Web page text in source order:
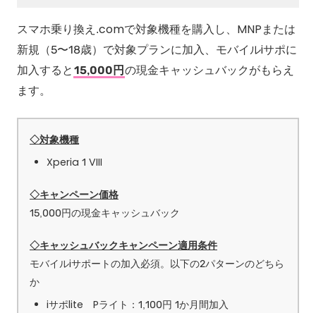
スマホ乗り換え.comで対象機種を購入し、MNPまたは
新規（5〜18歳）で対象プランに加入、モバイルiサポに
加入すると15,000円の現金キャッシュバックがもらえ
ます。
◇対象機種
Xperia 1 VIII
◇キャンペーン価格
15,000円の現金キャッシュバック
◇キャッシュバックキャンペーン適用条件
モバイルiサポートの加入必須。以下の2パターンのどちら
か
iサポlite Pライト：1,100円 1か月間加入